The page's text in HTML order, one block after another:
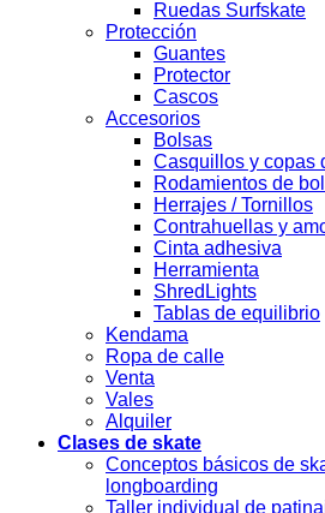
Ruedas Surfskate
Protección
Guantes
Protector
Cascos
Accesorios
Bolsas
Casquillos y copas
Rodamientos de
Herrajes / Tornillos
Contrahuellas y
Cinta adhesiva
Herramienta
ShredLights
Tablas de equilibrio
Kendama
Ropa de calle
Venta
Vales
Alquiler
Clases de skate
Conceptos básicos de
longboarding
Taller individual de